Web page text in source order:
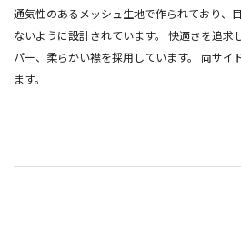
通気性のあるメッシュ生地で作られており、
ないように設計されています。 快適さを追求
パー、柔らかい襟を採用しています。 両サイ
ます。